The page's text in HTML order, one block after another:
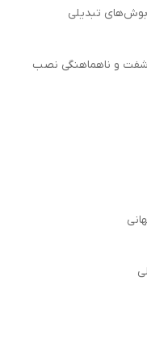
تبدیلی
شفت و ناهماهنگی نصب